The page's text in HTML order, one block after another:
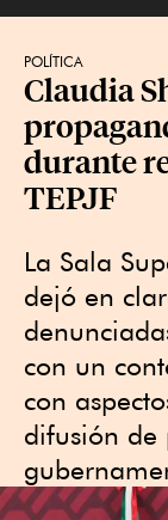
POLÍTICA
Claudia
durante
TEPJF
La Sala
dejó en
con un
con
difusión de